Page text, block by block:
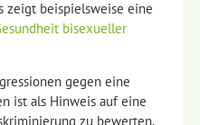
zeigt beispielsweise eine
bisexueller
gegen eine
ist als Hinweis auf eine
zu bewerten.